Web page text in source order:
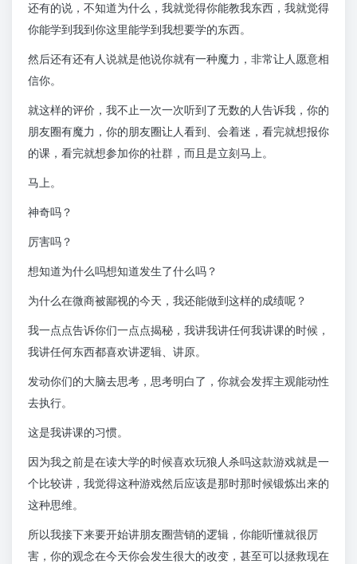
还有的说，不知道为什么，我就觉得你能教我东西，我就觉得
你能学到我到你这里能学到我想要学的东西。
然后还有还有人说就是他说你就有一种魔力，非常让人愿意相
信你。
就这样的评价，我不止一次一次听到了无数的人告诉我，你的
朋友圈有魔力，你的朋友圈让人看到、会着迷，看完就想报你
的课，看完就想参加你的社群，而且是立刻马上。
马上。
神奇吗？
厉害吗？
想知道为什么吗想知道发生了什么吗？
为什么在微商被鄙视的今天，我还能做到这样的成绩呢？
我一点点告诉你们一点点揭秘，我讲我讲任何我讲课的时候，
我讲任何东西都喜欢讲逻辑、讲原。
发动你们的大脑去思考，思考明白了，你就会发挥主观能动性
去执行。
这是我讲课的习惯。
因为我之前是在读大学的时候喜欢玩狼人杀吗这款游戏就是一
个比较讲，我觉得这种游戏然后应该是那时那时候锻炼出来的
这种思维。
所以我接下来要开始讲朋友圈营销的逻辑，你能听懂就很厉
害，你的观念在今天你会发生很大的改变，甚至可以拯救现在